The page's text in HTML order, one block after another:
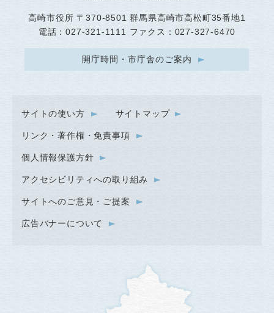
高崎市役所 〒370-8501 群馬県高崎市高松町35番地1
電話：027-321-1111 ファクス：027-327-6470
開庁時間・市庁舎のご案内
サイトの使い方 サイトマップ
リンク・著作権・免責事項
個人情報保護方針
アクセシビリティへの取り組み
サイトへのご意見・ご提案
広告バナーについて